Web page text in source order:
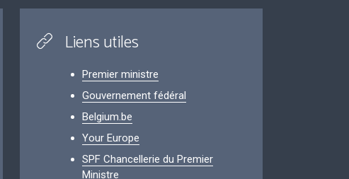
Liens utiles
Premier ministre
Gouvernement fédéral
Belgium.be
Your Europe
SPF Chancellerie du Premier
Ministre